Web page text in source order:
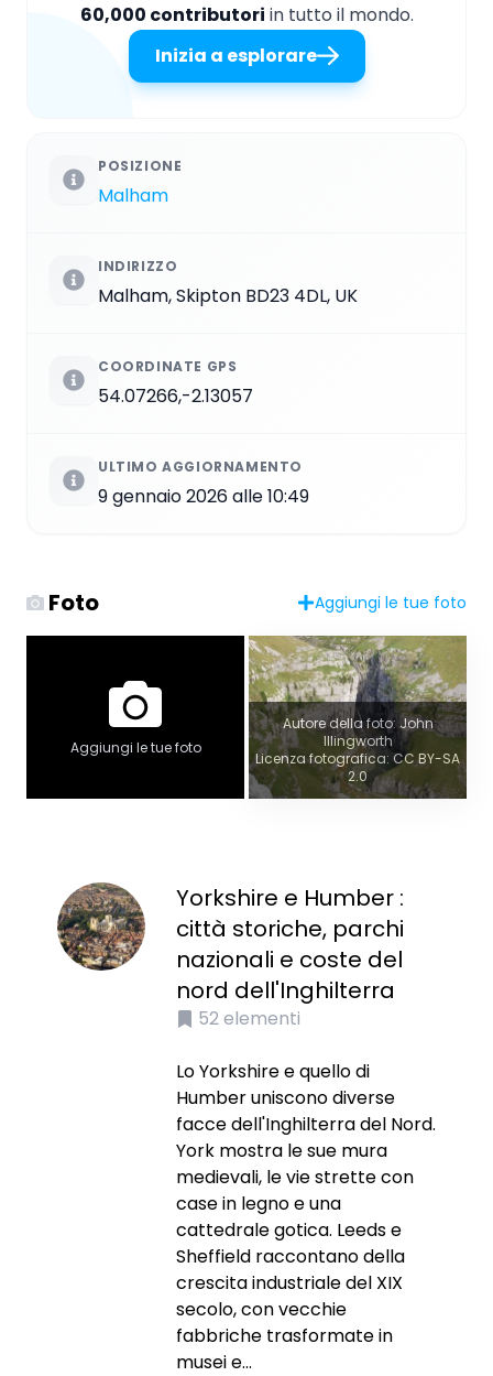
60,000 contributori in tutto il mondo.
Inizia a esplorare
POSIZIONE
Malham
INDIRIZZO
Malham, Skipton BD23 4DL, UK
COORDINATE GPS
54.07266,-2.13057
ULTIMO AGGIORNAMENTO
9 gennaio 2026 alle 10:49
Foto Aggiungi le tue foto
Aggiungi le tue foto
Autore della foto: John
Illingworth
Licenza fotografica: CC BY-SA
2.0
Yorkshire e Humber :
città storiche, parchi
nazionali e coste del
nord dell'Inghilterra
52elementi
Lo Yorkshire e quello di
Humber uniscono diverse
facce dell'Inghilterra del Nord.
York mostra le sue mura
medievali, le vie strette con
case in legno e una
cattedrale gotica. Leeds e
Sheffield raccontano della
crescita industriale del XIX
secolo, con vecchie
fabbriche trasformate in
musei e...